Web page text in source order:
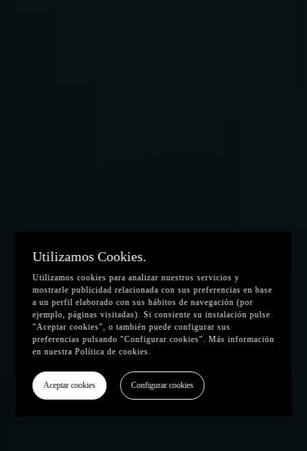
Utilizamos Cookies.
Utilizamos cookies para analizar nuestros servicios y
mostrarle publicidad relacionada con sus preferencias en base
a un perfil elaborado con sus hábitos de navegación (por
ejemplo, páginas visitadas). Si consiente su instalación pulse
"Aceptar cookies", o también puede configurar sus
preferencias pulsando "Configurar cookies". Más información
en nuestraPolítica de cookies.
Aceptar cookies Configurar cookies